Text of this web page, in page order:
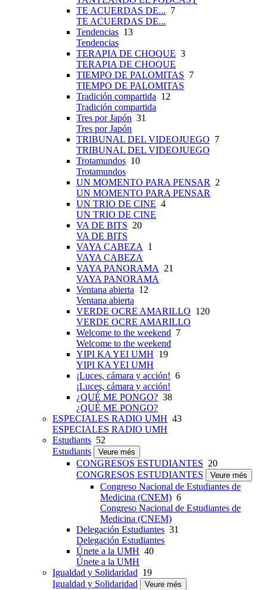
TE ACUERDAS DE... 7
TE ACUERDAS DE...
Tendencias 13
Tendencias
TERAPIA DE CHOQUE 3
TERAPIA DE CHOQUE
TIEMPO DE PALOMITAS 7
TIEMPO DE PALOMITAS
Tradición compartida 12
Tradición compartida
Tres por Japón 31
Tres por Japón
TRIBUNAL DEL VIDEOJUEGO 7
TRIBUNAL DEL VIDEOJUEGO
Trotamundos 10
Trotamundos
UN MOMENTO PARA PENSAR
2
UN MOMENTO PARA PENSAR
UN TRIO DE CINE 4
UN TRIO DE CINE
VA DE BITS 20
VA DE BITS
VAYA CABEZA
1
VAYA CABEZA
VAYA PANORAMA
21
VAYA PANORAMA
Ventana abierta 12
Ventana abierta
VERDE OCRE AMARILLO 120
VERDE OCRE AMARILLO
Welcome to the weekend 7
Welcome to the weekend
YIPI KA YEI UMH 19
YIPI KA YEI UMH
¡Luces, cámara y acción! 6
¡Luces, cámara y acción!
¿QUÉ ME PONGO? 38
¿QUÉ ME PONGO?
ESPECIALES RADIO UMH 43
ESPECIALES RADIO UMH
Estudiants 52
Estudiants
Veure més
CONGRESOS ESTUDIANTES 20
CONGRESOS ESTUDIANTES
Veure més
Congreso Nacional de Estudiantes de
Medicina (CNEM) 6
Congreso Nacional de Estudiantes de
Medicina (CNEM)
Delegación Estudiantes 31
Delegación Estudiantes
Únete a la UMH 40
Únete a la UMH
Igualdad y Solidaridad 19
Igualdad y Solidaridad
Veure més